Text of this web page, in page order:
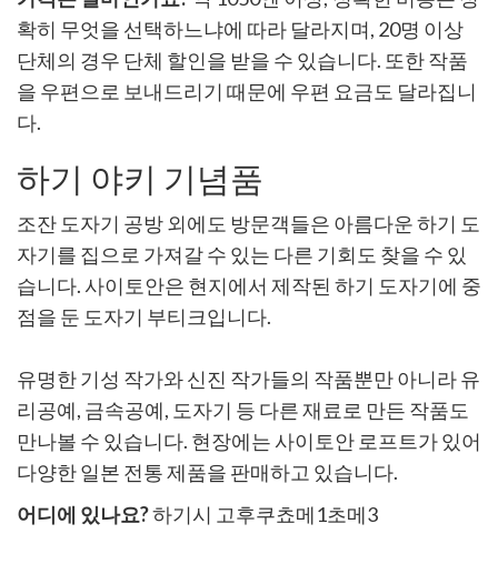
확히 무엇을 선택하느냐에 따라 달라지며, 20명 이상
단체의 경우 단체 할인을 받을 수 있습니다. 또한 작품
을 우편으로 보내드리기 때문에 우편 요금도 달라집니
다.
하기 야키 기념품
조잔 도자기 공방 외에도 방문객들은 아름다운 하기 도
자기를 집으로 가져갈 수 있는 다른 기회도 찾을 수 있
습니다. 사이토안은 현지에서 제작된 하기 도자기에 중
점을 둔 도자기 부티크입니다.
유명한 기성 작가와 신진 작가들의 작품뿐만 아니라 유
리공예, 금속공예, 도자기 등 다른 재료로 만든 작품도
만나볼 수 있습니다. 현장에는 사이토안 로프트가 있어
다양한 일본 전통 제품을 판매하고 있습니다.
어디에 있나요?하기시 고후쿠쵸메1초메3